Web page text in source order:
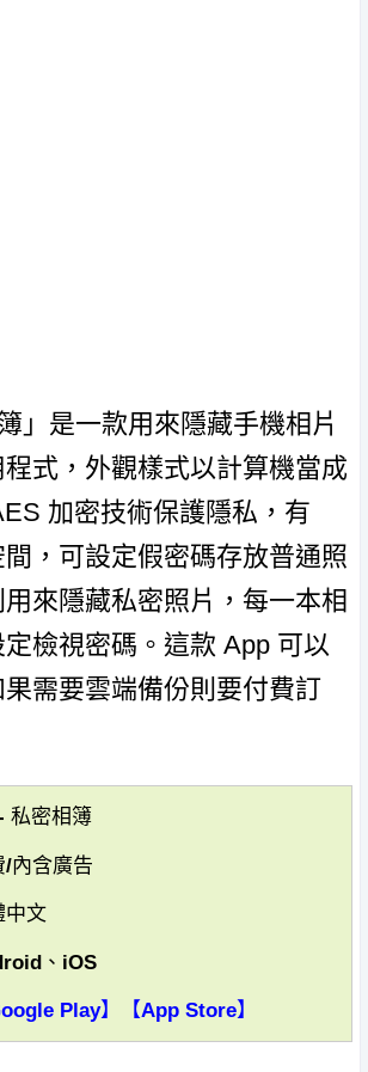
」是一款用來隱藏手機相片
式，外觀樣式以計算機當成
加密技術保護隱私，有
，可設定假密碼存放普通照
來隱藏私密照片，每一本相
檢視密碼。這款 App 可以
需要雲端備份則要付費訂
私密相簿
內含廣告
中文
、iOS
Play】 【App Store】